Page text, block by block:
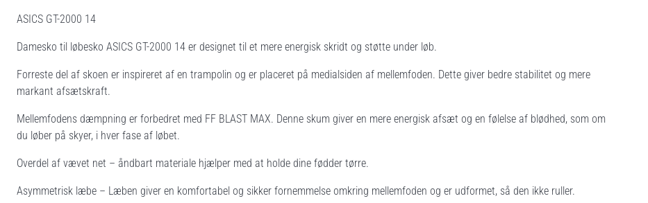
ASICS GT-2000 14
Damesko til løbesko ASICS GT-2000 14 er designet til et mere energisk skridt og støtte under løb.
Forreste del af skoen er inspireret af en trampolin og er placeret på medialsiden af mellemfoden. Dette giver bedre stabilitet og mere
markant afsætskraft.
Mellemfodens dæmpning er forbedret med FF BLAST MAX. Denne skum giver en mere energisk afsæt og en følelse af blødhed, som om
du løber på skyer, i hver fase af løbet.
Overdel af vævet net – åndbart materiale hjælper med at holde dine fødder tørre.
Asymmetrisk læbe – Læben giver en komfortabel og sikker fornemmelse omkring mellemfoden og er udformet, så den ikke ruller.